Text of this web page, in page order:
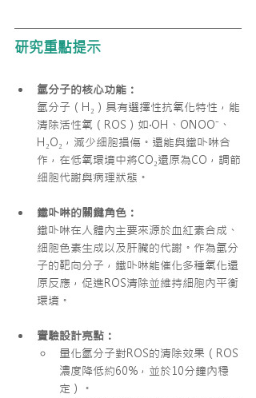
研究重點提示
氫分子的核心功能：
氫分子（H₂）具有選擇性抗氧化特性，能
清除活性氧（ROS）如·OH、ONOO⁻、
H₂O₂ ，減少細胞損傷。還能與鐵卟啉合
作，在低氧環境中將CO₂還原為CO，調節
細胞代謝與病理狀態。
鐵卟啉的關鍵角色：
鐵卟啉在人體內主要來源於血紅素合成、
細胞色素生成以及肝臟的代謝。作為氫分
子的靶向分子，鐵卟啉能催化多種氧化還
原反應，促進ROS清除並維持細胞內平衡
環境。
實驗設計亮點：
量化氫分子對ROS的清除效果（ROS
濃度降低約60%，並於10分鐘內穩
定）。